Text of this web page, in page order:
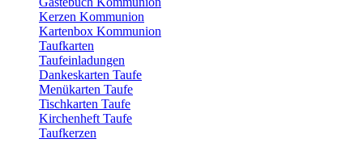
Kerzen Kommunion
Kartenbox Kommunion
Taufkarten
Taufeinladungen
Dankeskarten Taufe
Menükarten Taufe
Tischkarten Taufe
Kirchenheft Taufe
Taufkerzen